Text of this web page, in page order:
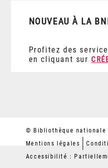
NOUVEAU À LA
Profitez des
en cliquant sur
© Bibliothèque nationale
Mentions légales
Accessibilité :